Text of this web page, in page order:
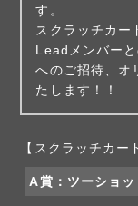
す。
スクラッチカー
Leadメンバー
へのご招待、オ
たします！！
【スクラッチカー
A賞：ツーショ